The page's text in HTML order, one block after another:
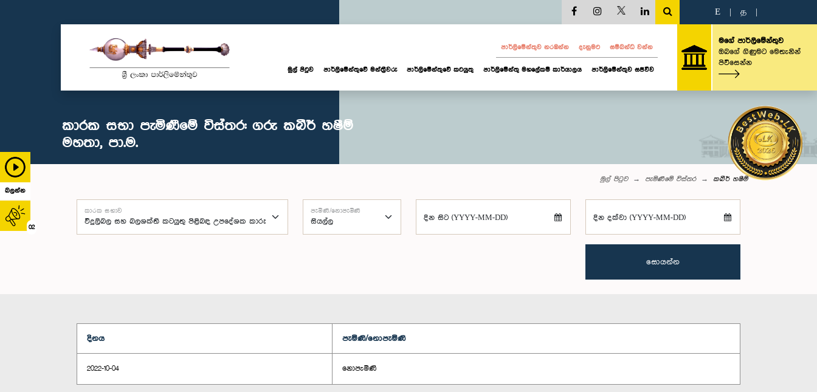
බලන්න
02
E த
පාර්ලි‌මේන්තුව නරඹන්න දැනුමට සම්බන්ධ වන්න
මුල් පිටුව පාර්ලි‌මේන්තුවේ මන්ත්‍රීවරු පාර්ලිමේන්තුවේ කටයුතු පාර්ලිමේන්තු මහලේකම් කාර්යාලය පාර්ලිමේන්තුව සජීවීව
මගේ පාර්ලිමේන්තුව
ඔබගේ ගිණුමට මෙතැනින්
පිවිසෙන්න
කාරක සභා පැමිණීමේ විස්තර: ගරු කබීර් හෂීම්
මහතා, පා.ම.
මුල් පිටුව පැමිණීමේ විස්තර කබීර් හෂීම්
කාරක සභාව පැමිණි/නොපැමිණි
දින සිට (YYYY-MM-DD) දින දක්වා (YYYY-MM-DD)
සොයන්න
දිනය පැමිණි/නොපැමිණි
2022-10-04 නොපැමිණි